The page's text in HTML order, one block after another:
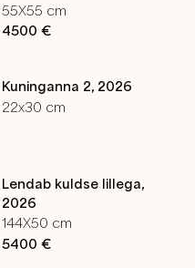
55X55 cm
4500 €
Kuninganna 2, 2026
22x30 cm
Lendab kuldse lillega,
2026
144X50 cm
5400 €